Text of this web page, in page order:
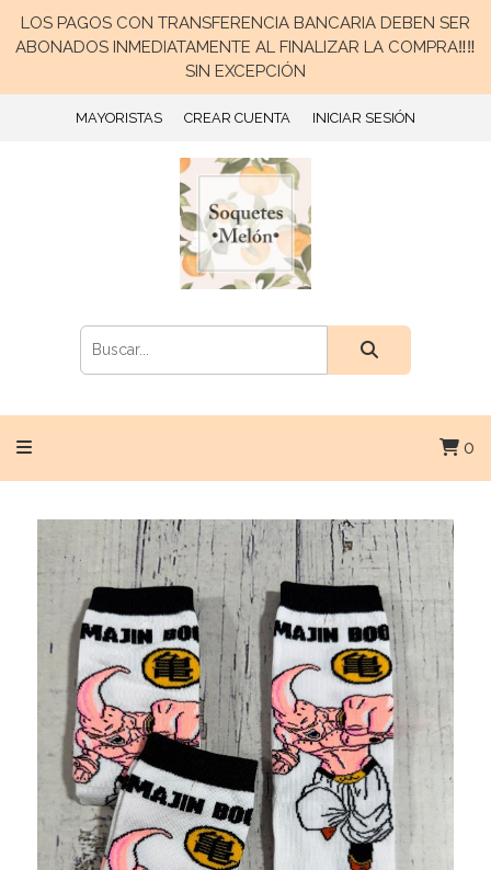
LOS PAGOS CON TRANSFERENCIA BANCARIA DEBEN SER
ABONADOS INMEDIATAMENTE AL FINALIZAR LA COMPRA‼️‼️
SIN EXCEPCIÓN
MAYORISTAS CREAR CUENTA INICIAR SESIÓN
0